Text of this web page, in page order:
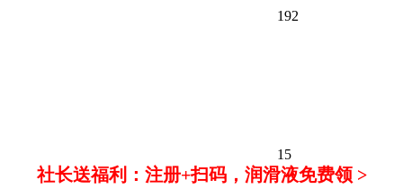
192
15
社长送福利：注册+扫码，润滑液免费领 >